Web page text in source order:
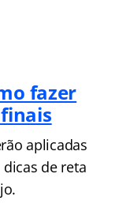
fazer
aplicadas
de reta